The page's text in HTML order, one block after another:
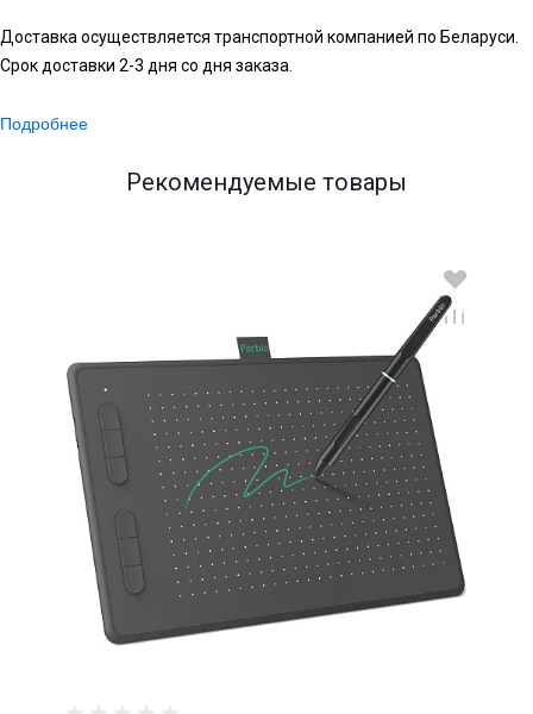
Доставка осуществляется транспортной компанией по Беларуси.
Срок доставки 2-3 дня со дня заказа.
Подробнее
Рекомендуемые товары